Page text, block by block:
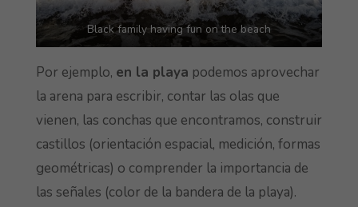
Black family having fun on the beach
Por ejemplo, en la playa podemos aprovechar
la arena para escribir, contar las olas que
vienen, las conchas que encontramos, construir
castillos (orientación espacial, medición, formas
geométricas) o comprender la importancia de
las señales (color de la bandera de la playa).